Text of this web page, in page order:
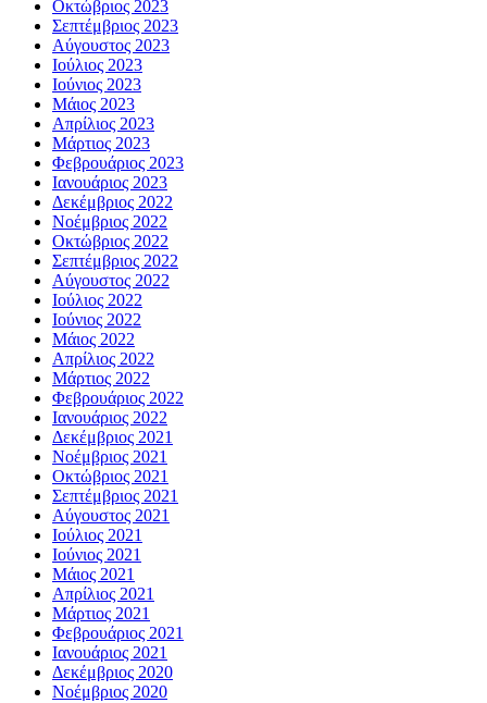
Οκτώβριος 2023
Σεπτέμβριος 2023
Αύγουστος 2023
Ιούλιος 2023
Ιούνιος 2023
Μάιος 2023
Απρίλιος 2023
Μάρτιος 2023
Φεβρουάριος 2023
Ιανουάριος 2023
Δεκέμβριος 2022
Νοέμβριος 2022
Οκτώβριος 2022
Σεπτέμβριος 2022
Αύγουστος 2022
Ιούλιος 2022
Ιούνιος 2022
Μάιος 2022
Απρίλιος 2022
Μάρτιος 2022
Φεβρουάριος 2022
Ιανουάριος 2022
Δεκέμβριος 2021
Νοέμβριος 2021
Οκτώβριος 2021
Σεπτέμβριος 2021
Αύγουστος 2021
Ιούλιος 2021
Ιούνιος 2021
Μάιος 2021
Απρίλιος 2021
Μάρτιος 2021
Φεβρουάριος 2021
Ιανουάριος 2021
Δεκέμβριος 2020
Νοέμβριος 2020